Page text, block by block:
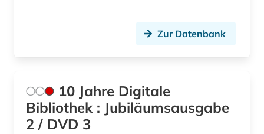
anthropologische linguistik (1)
antike (4)
Italien (9)
Japan (6)
Jugoslawien (1)
Zur Datenbank
10 Jahre Digitale
Bibliothek : Jubiläumsausgabe
2 / DVD 3